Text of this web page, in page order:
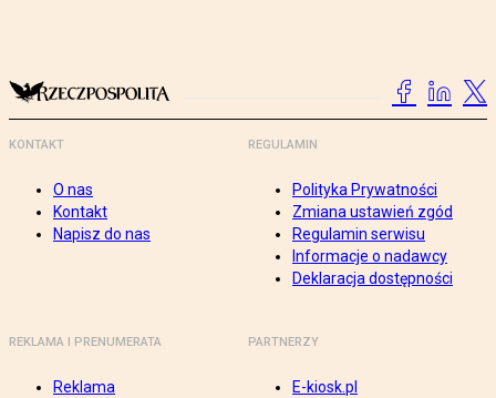
KONTAKT
O nas
Kontakt
Napisz do nas
REGULAMIN
Polityka Prywatności
Zmiana ustawień zgód
Regulamin serwisu
Informacje o nadawcy
Deklaracja dostępności
REKLAMA I PRENUMERATA
Reklama
PARTNERZY
E-kiosk.pl